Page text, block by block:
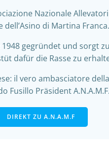
Nazionale
dell’Asino di Martina Franca.
gegründet und sorgt
dafür die Rasse zu
il vero ambasciatore
Fusillo Präsident
DIREKT ZU A.N.A.M.F